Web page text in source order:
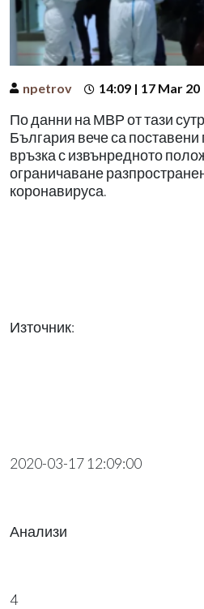
npetrov 14:09 | 17 Mar 20
По данни на МВР от тази
България вече са поставени
връзка с извънредното
ограничаване
коронавируса.
Източник:
2020-03-17 12:09:00
Анализи
4